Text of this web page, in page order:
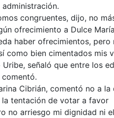
congruentes, dijo, no
ofrecimiento a Dulce
haber ofrecimientos,
como bien cimentados mis
señaló que entre los
comentó.
Cibrián, comentó no a
la tentación de votar a favor
no arriesgo mi dignidad ni